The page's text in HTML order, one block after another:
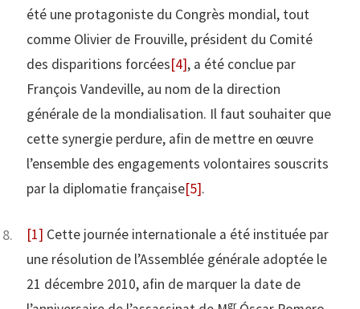
été une protagoniste du Congrès mondial, tout
comme Olivier de Frouville, président du Comité
des disparitions forcées[4], a été conclue par
François Vandeville, au nom de la direction
générale de la mondialisation. Il faut souhaiter que
cette synergie perdure, afin de mettre en œuvre
l’ensemble des engagements volontaires souscrits
par la diplomatie française[5].
[1] Cette journée internationale a été instituée par
une résolution de l’Assemblée générale adoptée le
21 décembre 2010, afin de marquer la date de
gr